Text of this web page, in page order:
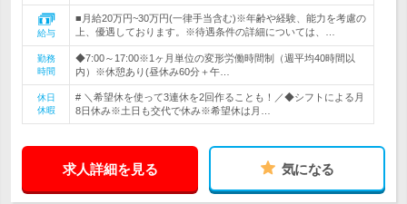
給与
■月給20万円~30万円(一律手当含む)※年齢や経験、能力を考慮の
上、優遇しております。※待遇条件の詳細については、…
勤務
時間
◆7:00～17:00※1ヶ月単位の変形労働時間制（週平均40時間以
内）※休憩あり(昼休み60分＋午…
休日
休暇
# ＼希望休を使って3連休を2回作ることも！／◆シフトによる月
8日休み※土日も交代で休み※希望休は月…
求人詳細を見る 気になる